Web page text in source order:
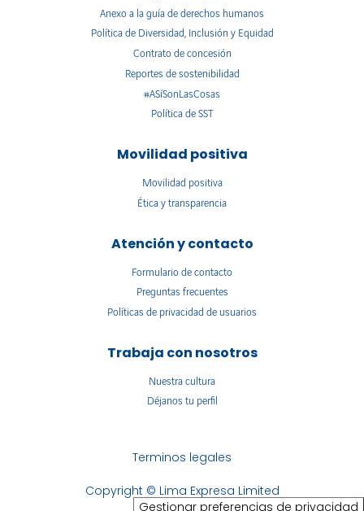
Anexo a la guía de derechos humanos
Política de Diversidad, Inclusión y Equidad
Contrato de concesión
Reportes de sostenibilidad
#ASíSonLasCosas
Política de SST
Movilidad positiva
Movilidad positiva
Ética y transparencia
Atención y contacto
Formulario de contacto
Preguntas frecuentes
Políticas de privacidad de usuarios
Trabaja con nosotros
Nuestra cultura
Déjanos tu perfil
Terminos legales
Copyright © Lima Expresa Limited
Gestionar preferencias de privacidad